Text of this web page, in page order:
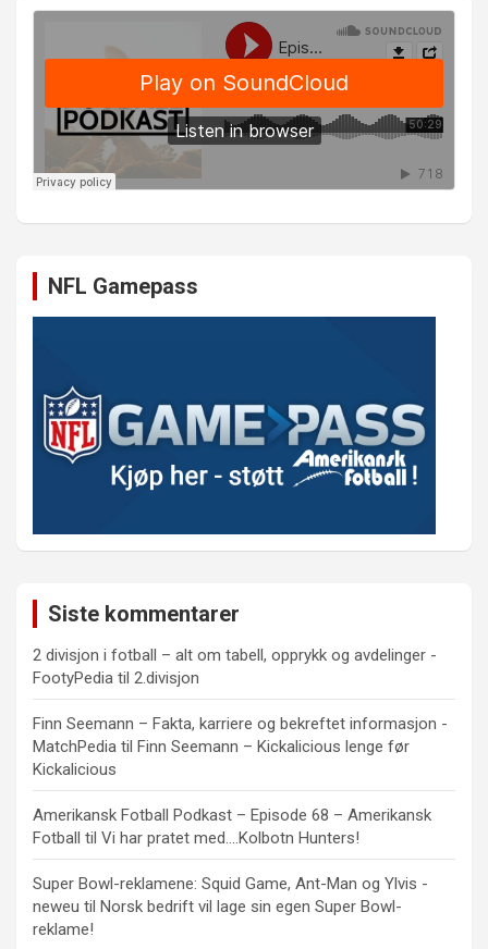
NFL Gamepass
Siste kommentarer
2 divisjon i fotball – alt om tabell, opprykk og avdelinger -
FootyPedia til 2.divisjon
Finn Seemann – Fakta, karriere og bekreftet informasjon -
MatchPedia til Finn Seemann – Kickalicious lenge før
Kickalicious
Amerikansk Fotball Podkast – Episode 68 – Amerikansk
Fotball til Vi har pratet med….Kolbotn Hunters!
Super Bowl-reklamene: Squid Game, Ant-Man og Ylvis -
neweu til Norsk bedrift vil lage sin egen Super Bowl-
reklame!